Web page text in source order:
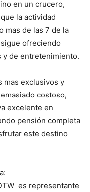
en un crucero,
la actividad
mas de las 7 de la
sigue ofreciendo
y de entretenimiento.
mas exclusivos y
costoso,
excelente en
pensión completa
este destino
es representante